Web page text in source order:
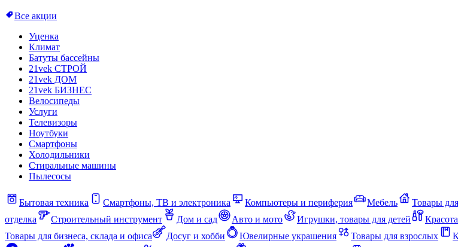
Все акции
Уценка
Климат
Батуты бассейны
21vek СТРОЙ
21vek ДОМ
21vek БИЗНЕС
Велосипеды
Услуги
Телевизоры
Ноутбуки
Смартфоны
Холодильники
Стиральные машины
Пылесосы
Бытовая техника Смартфоны, ТВ и электроника Компьютеры и периферия Мебель Товары
отделка
Строительный инструмент Дом и сад Авто и мото Игрушки, товары для детей
Товары для бизнеса, склада и офиса
Досуг и хобби Ювелирные украшения Товары для взрослых